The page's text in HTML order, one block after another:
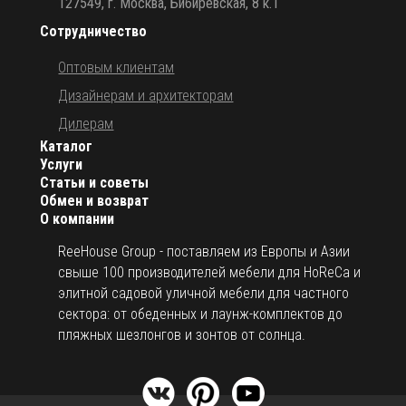
О компании
ReeHouse Group - поставляем из Европы и Азии
свыше 100 производителей мебели для HoReCa и
элитной садовой уличной мебели для частного
сектора: от обеденных и лаунж-комплектов до
пляжных шезлонгов и зонтов от солнца.
Каталог
Услуги
Статьи и советы
Обмен и возврат
Сотрудничество
Оптовым клиентам
Дизайнерам и архитекторам
Дилерам